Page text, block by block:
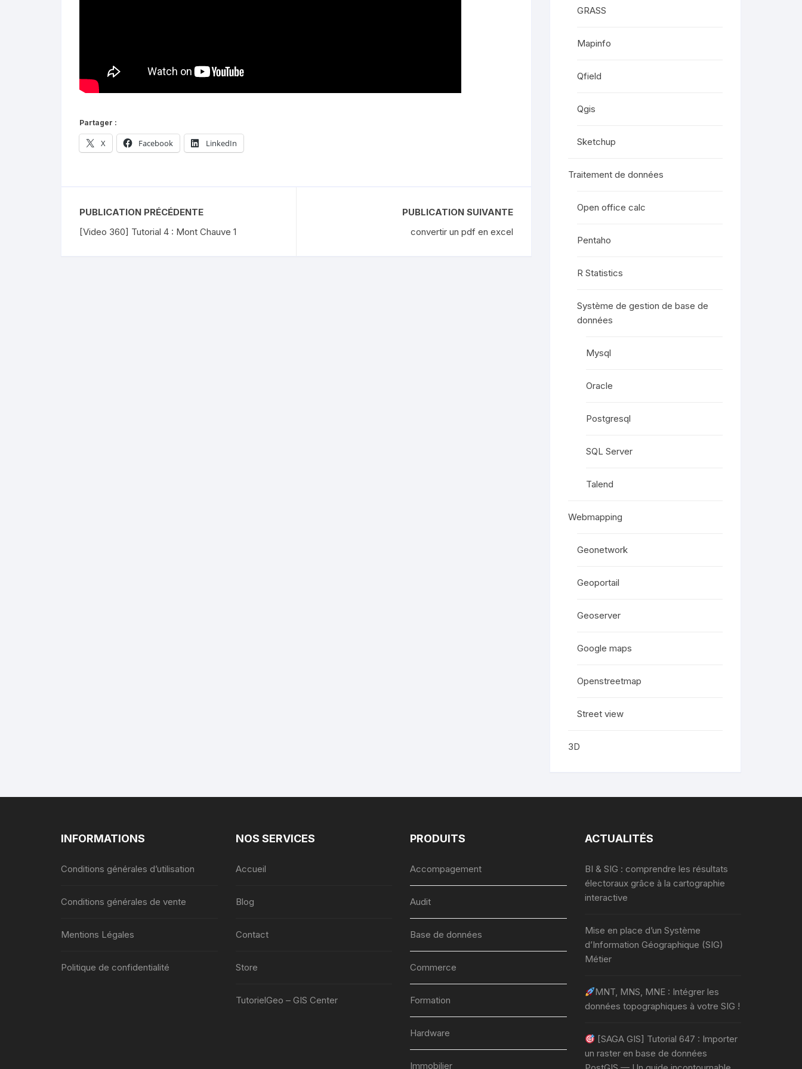
Partager :
X Facebook LinkedIn
PUBLICATION PRÉCÉDENTE
[Video 360] Tutorial 4 : Mont Chauve 1
PUBLICATION SUIVANTE
convertir un pdf en excel
GRASS
Mapinfo
Qfield
Qgis
Sketchup
Traitement de données
Open office calc
Pentaho
R Statistics
Système de gestion de base de
données
Mysql
Oracle
Postgresql
SQL Server
Talend
Webmapping
Geonetwork
Geoportail
Geoserver
Google maps
Openstreetmap
Street view
3D
INFORMATIONS
Conditions générales d’utilisation
Conditions générales de vente
Mentions Légales
Politique de confidentialité
NOS SERVICES
Accueil
Blog
Contact
Store
TutorielGeo – GIS Center
PRODUITS
Accompagement
Audit
Base de données
Commerce
Formation
Hardware
Immobilier
ACTUALITÉS
BI & SIG : comprendre les résultats
électoraux grâce à la cartographie
interactive
Mise en place d’un Système
d’Information Géographique (SIG)
Métier
MNT, MNS, MNE : Intégrer les
données topographiques à votre SIG !
[SAGA GIS] Tutorial 647 : Importer
un raster en base de données